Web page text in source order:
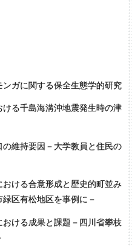
ガに関する保全生態学的研究
る千島海溝沖地震発生時の津
維持要因－大学教員と住民の
ける合意形成と歴史的町並み
区有松地区を事例に－
ける成果と課題－四川省攀枝